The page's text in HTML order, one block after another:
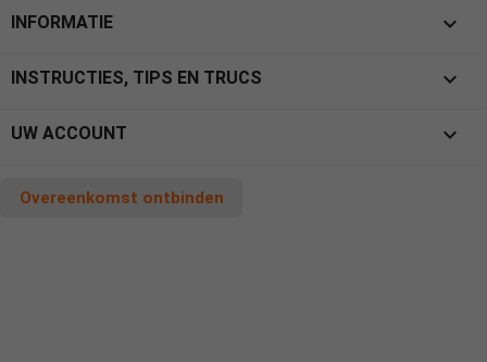
INFORMATIE 
INSTRUCTIES, TIPS EN TRUCS 
UW ACCOUNT 
Overeenkomst ontbinden